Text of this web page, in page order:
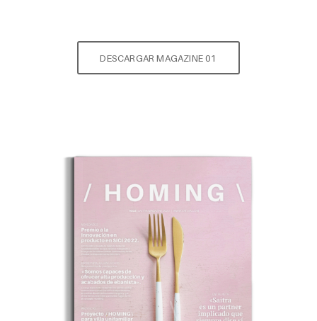
DESCARGAR MAGAZINE 01